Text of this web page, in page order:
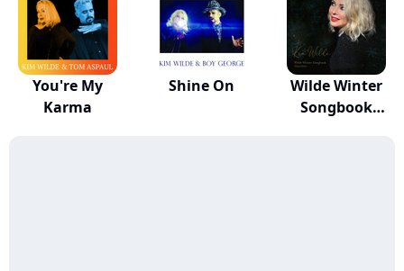
You're My
Karma
Shine On
Wilde Winter
Songbook